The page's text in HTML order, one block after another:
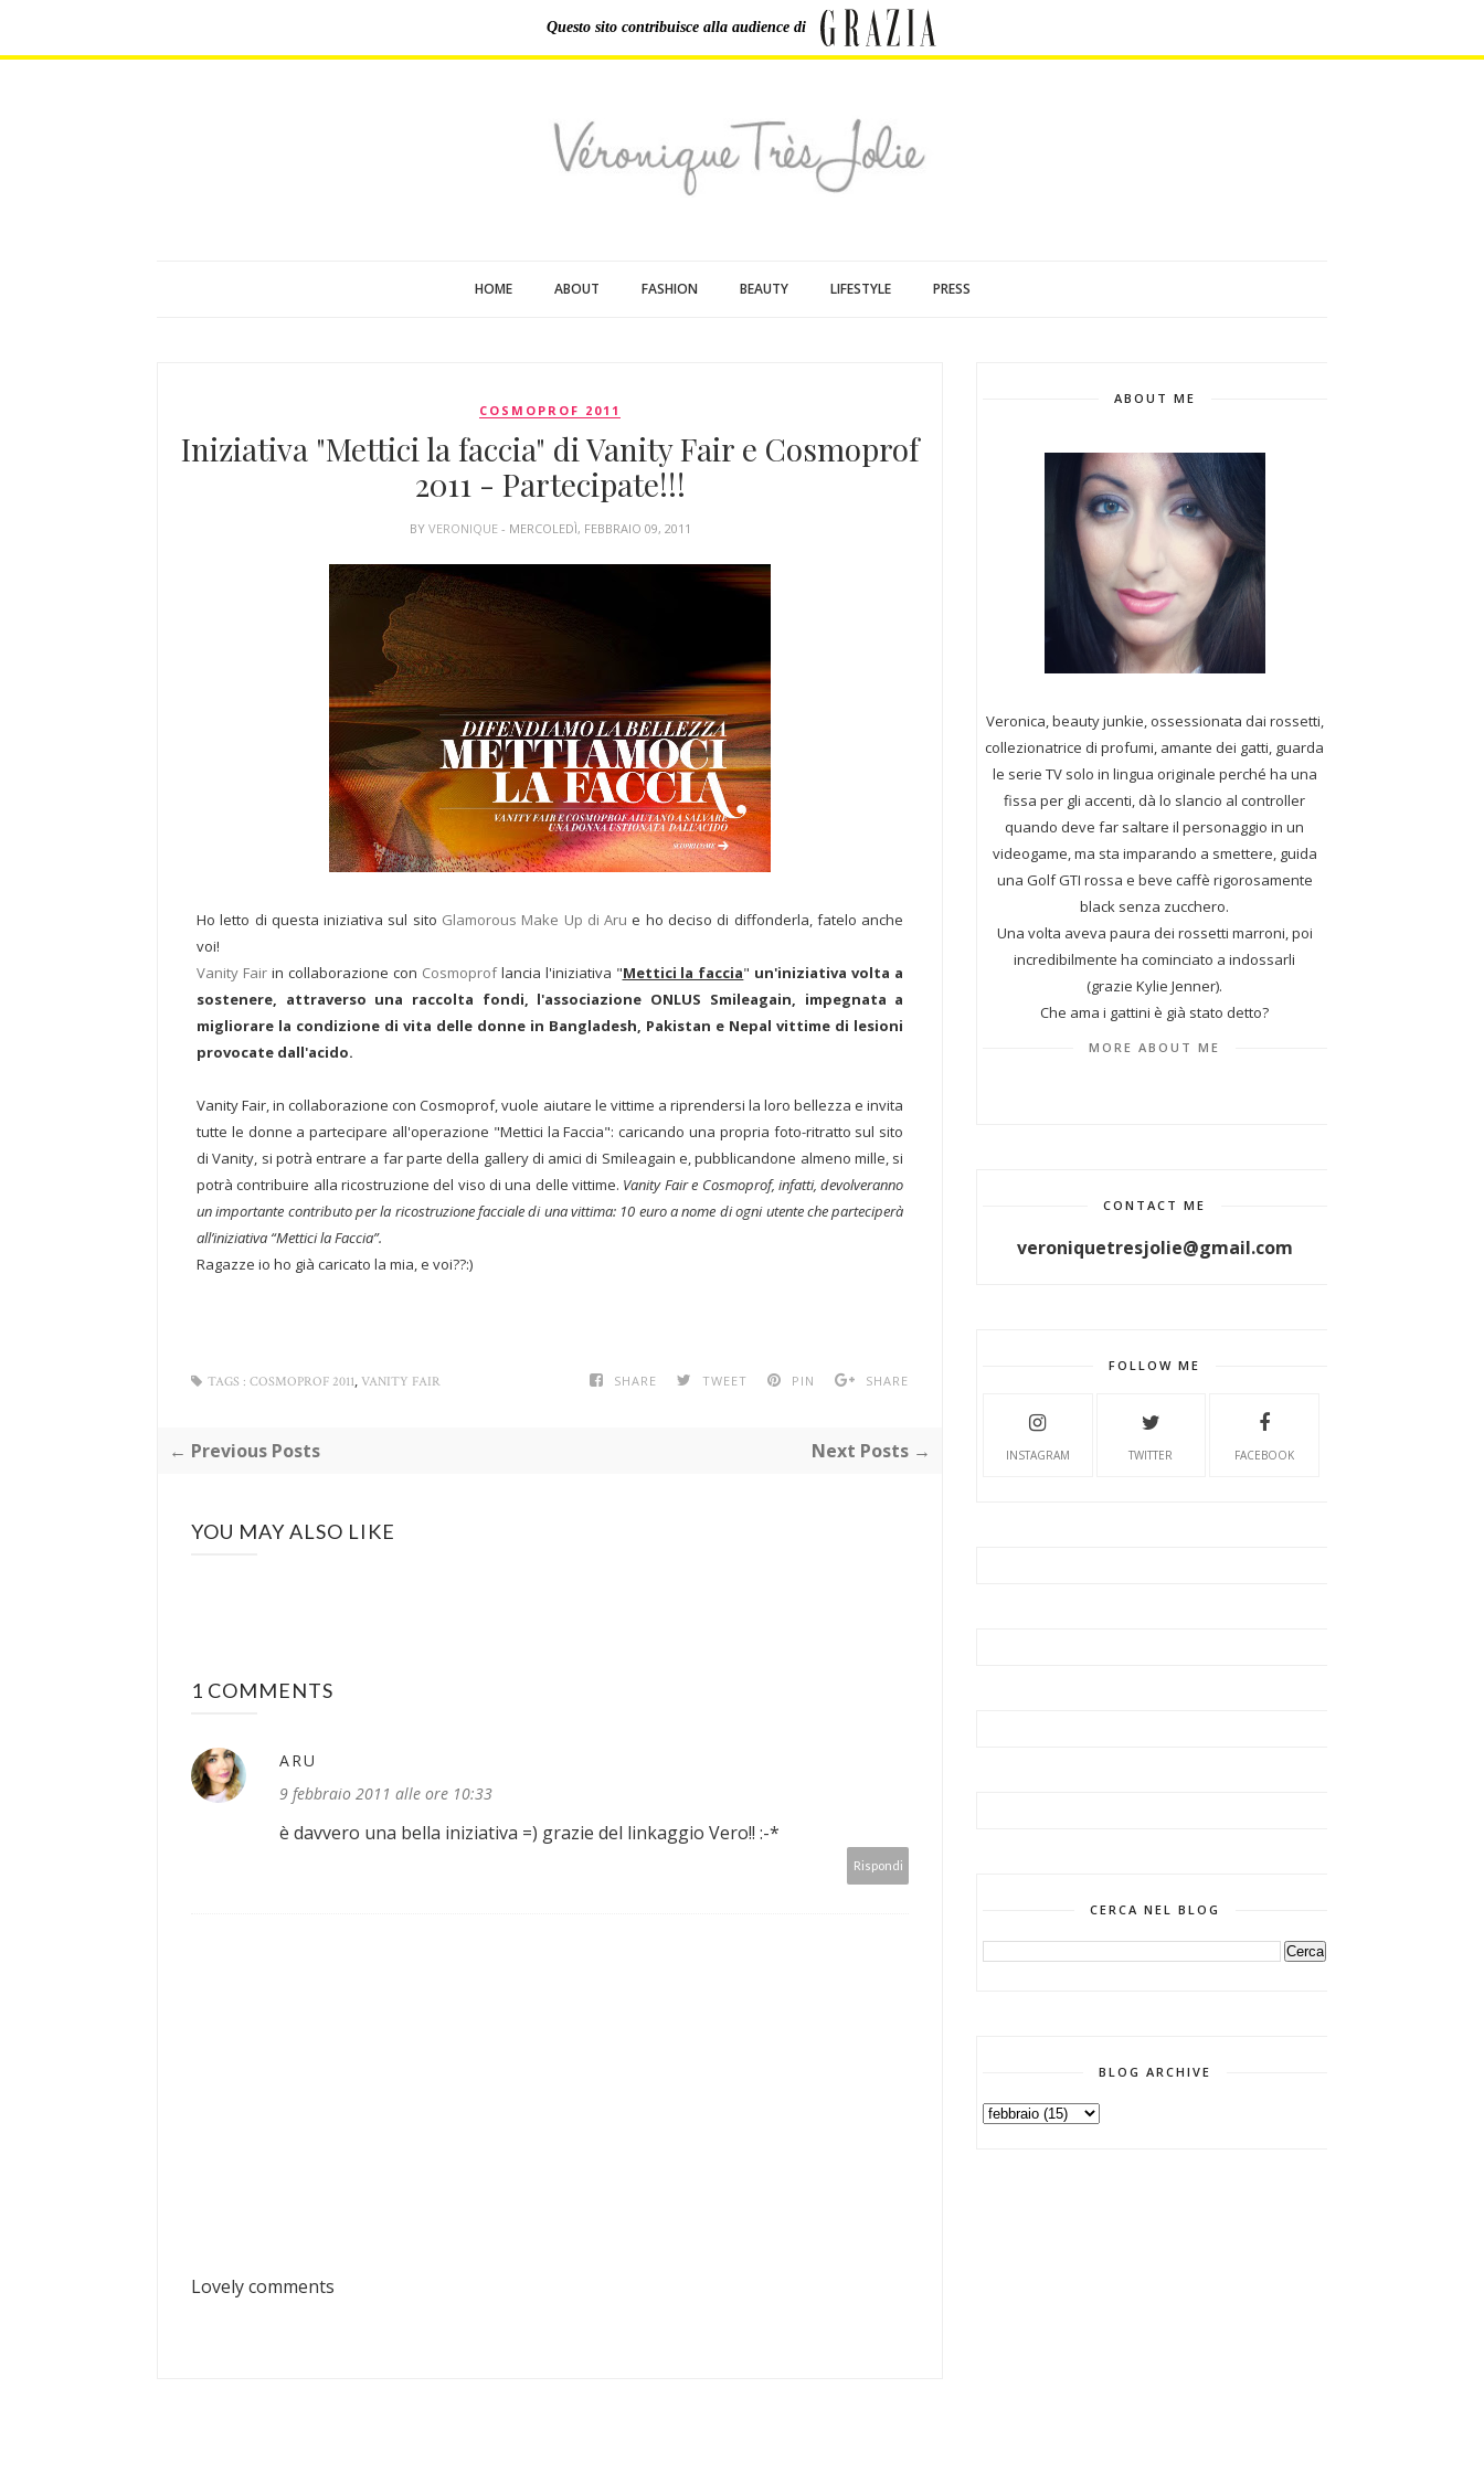
Questo sito contribuisce alla audience di
HOME ABOUT FASHION BEAUTY LIFESTYLE PRESS
COSMOPROF 2011
Iniziativa "Mettici la faccia" di Vanity Fair e Cosmoprof
2011 - Partecipate!!!
BY VERONIQUE - MERCOLEDÌ, FEBBRAIO 09, 2011
Ho letto di questa iniziativa sul sito Glamorous Make Up di Aru e ho deciso di diffonderla, fatelo anche
voi!
Vanity Fairin collaborazione con Cosmoproflancia l'iniziativa "Mettici la faccia" un'iniziativa volta a
sostenere, attraverso una raccolta fondi, l'associazione ONLUS Smileagain, impegnata a
migliorare la condizione di vita delle donne in Bangladesh, Pakistan e Nepal vittime di lesioni
provocate dall'acido.
Vanity Fair, in collaborazione con Cosmoprof, vuole aiutare le vittime a riprendersi la loro bellezza e invita
tutte le donne a partecipare all'operazione "Mettici la Faccia": caricando una propria foto-ritratto sul sito
di Vanity, si potrà entrare a far parte della gallery di amici di Smileagain e, pubblicandone almeno mille, si
potrà contribuire alla ricostruzione del viso di una delle vittime. Vanity Fair e Cosmoprof, infatti, devolveranno
un importante contributo per la ricostruzione facciale di una vittima: 10 euro a nome di ogni utente che parteciperà
all’iniziativa “Mettici la Faccia”.
Ragazze io ho già caricato la mia, e voi??:)
SHARE TWEET PIN SHARE
TAGS : COSMOPROF 2011, VANITY FAIR
← Previous Posts Next Posts →
YOU MAY ALSO LIKE
1 COMMENTS
ARU
9 febbraio 2011 alle ore 10:33
è davvero una bella iniziativa =) grazie del linkaggio Vero!! :-*
Rispondi
Lovely comments
ABOUT ME
Veronica, beauty junkie, ossessionata dai rossetti,
collezionatrice di profumi, amante dei gatti, guarda
le serie TV solo in lingua originale perché ha una
fissa per gli accenti, dà lo slancio al controller
quando deve far saltare il personaggio in un
videogame, ma sta imparando a smettere, guida
una Golf GTI rossa e beve caffè rigorosamente
black senza zucchero.
Una volta aveva paura dei rossetti marroni, poi
incredibilmente ha cominciato a indossarli
(grazie Kylie Jenner).
Che ama i gattini è già stato detto?
MORE ABOUT ME
CONTACT ME
veroniquetresjolie@gmail.com
FOLLOW ME
INSTAGRAM TWITTER FACEBOOK
CERCA NEL BLOG
BLOG ARCHIVE